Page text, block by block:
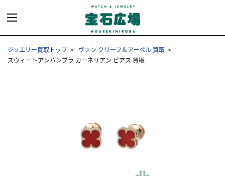
ジュエリー買取トップ
ヴァン クリーフ＆アーペル 買取
スウィートアンハンブラ カーネリアン ピアス 買取